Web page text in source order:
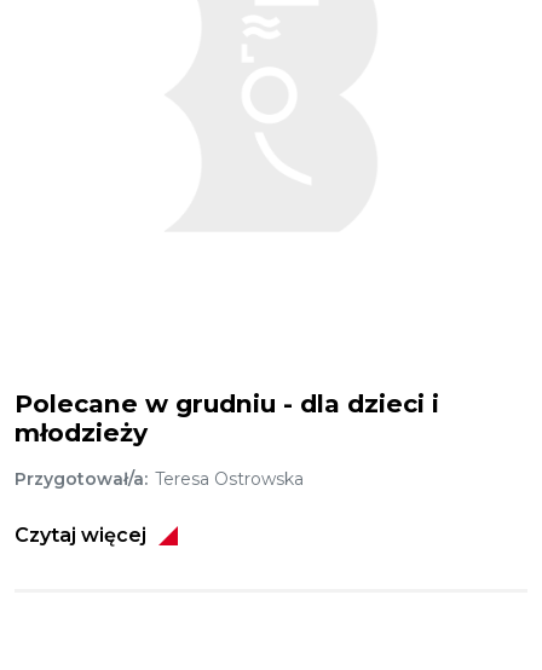
Polecane w grudniu - dla dzieci i
młodzieży
Przygotował/a Teresa Ostrowska
Czytaj więcej